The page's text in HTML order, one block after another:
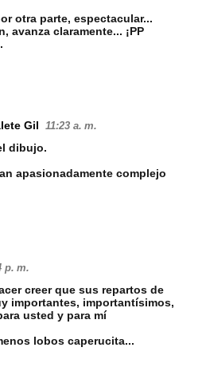
otra parte, espectacular...
avanza claramente... ¡PP
Gil 11:23 a. m.
dibujo.
apasionadamente complejo
p. m.
creer que sus repartos de
importantes, importantísimos,
usted y para mí
lobos caperucita...